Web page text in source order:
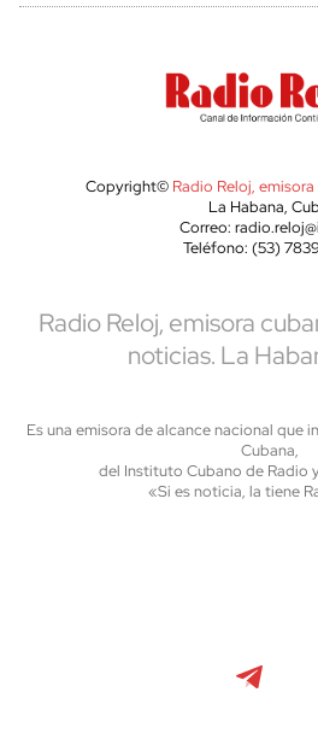
Copyright© Radio Reloj,
La Habana,
Correo:
Teléfono: (53)
Radio Reloj, emisora
noticias. La
Es una emisora de alcance nacional que
Cubana,
del Instituto Cubano de Radio
«Si es noticia, la tiene